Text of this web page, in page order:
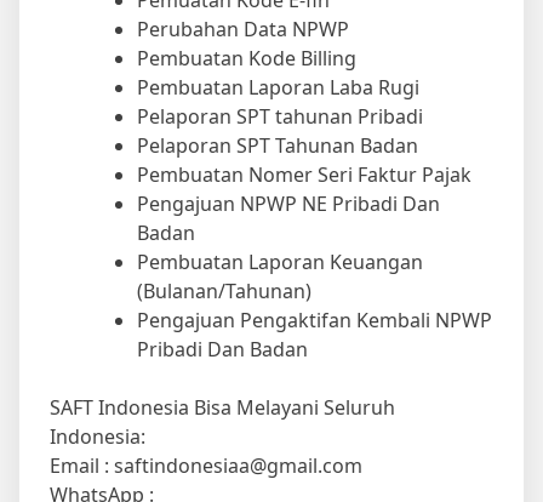
Perubahan Data NPWP
Pembuatan Kode Billing
Pembuatan Laporan Laba Rugi
Pelaporan SPT tahunan Pribadi
Pelaporan SPT Tahunan Badan
Pembuatan Nomer Seri Faktur Pajak
Pengajuan NPWP NE Pribadi Dan
Badan
Pembuatan Laporan Keuangan
(Bulanan/Tahunan)
Pengajuan Pengaktifan Kembali NPWP
Pribadi Dan Badan
SAFT Indonesia Bisa Melayani Seluruh
Indonesia:
Email : saftindonesiaa@gmail.com
WhatsApp :